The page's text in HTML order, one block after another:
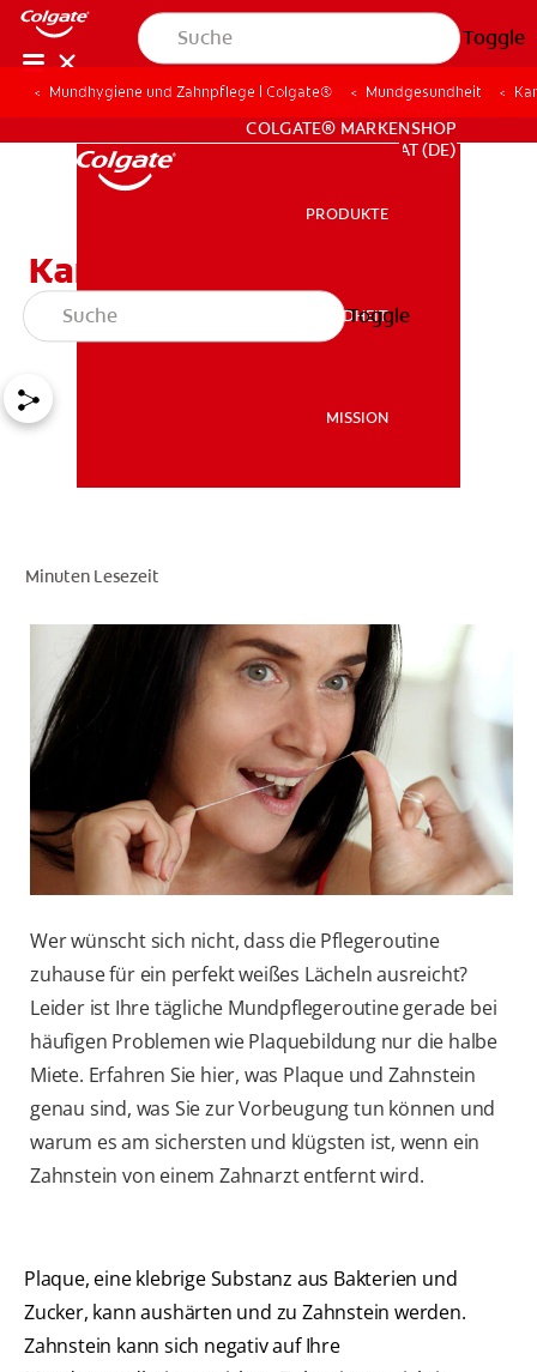
Toggle
MISSION
FÜR FACHKREISE
COLGATE® MARKENSHOP
AT (DE)
FÜR FACHKREISE
COLGATE® MARKENSHOP
AT (DE)
PRODUKTE
MUNDGESUNDHEIT
MISSION
Toggle
Mundhygiene und Zahnpflege | Colgate® Mundgesundheit
Kann Zahnstein zuhause
entfernt werden?
Minuten Lesezeit
Wer wünscht sich nicht, dass die Pflegeroutine
zuhause für ein perfekt weißes Lächeln ausreicht?
Leider ist Ihre tägliche Mundpflegeroutine gerade bei
häufigen Problemen wie Plaquebildung nur die halbe
Miete. Erfahren Sie hier, was Plaque und Zahnstein
genau sind, was Sie zur Vorbeugung tun können und
warum es am sichersten und klügsten ist, wenn ein
Zahnstein von einem Zahnarzt entfernt wird.
Plaque, eine klebrige Substanz aus Bakterien und
Zucker, kann aushärten und zu Zahnstein werden.
Zahnstein kann sich negativ auf Ihre